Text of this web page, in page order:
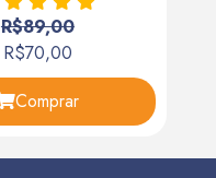
R$89,00
R$70,00
Comprar